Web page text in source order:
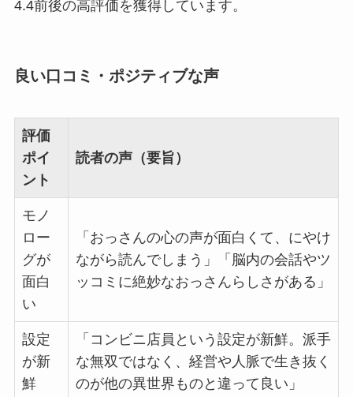
4.4前後の高評価を獲得しています。
良い口コミ・ポジティブな声
評価
ポイ
ント
読者の声（要旨）
モノ
ロー
グが
面白
い
「おっさんの心の声が面白くて、にやけ
ながら読んでしまう」「脳内の会話やツ
ッコミに絶妙なおっさんらしさがある」
設定
が新
鮮
「コンビニ店員という設定が新鮮。派手
な無双ではなく、経営や人脈で生き抜く
のが他の異世界ものと違って良い」